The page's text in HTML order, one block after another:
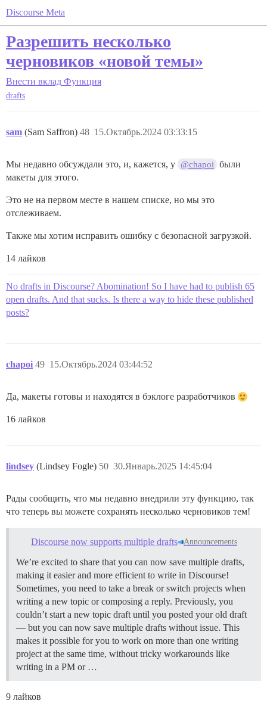
Discourse Meta
Разрешить несколько
черновиков «новой темы»
Внести вклад Функция
drafts
sam (Sam Saffron) 15.Октябрь.2024 03:33:15
48
Мы недавно обсуждали это, и, кажется, у @chapoi были
макеты для этого.
Это не на первом месте в нашем списке, но мы это
отслеживаем.
Также мы хотим исправить ошибку с безопасной загрузкой.
14 лайков
No drafts in Discourse? Abomination! So I have had to publish 65
open drafts. And that sucks. Is there a way to hide these published
posts?
chapoi 15.Октябрь.2024 03:44:52
49
Да, макеты готовы и находятся в бэклоге разработчиков
16 лайков
lindsey (Lindsey Fogle) 30.Январь.2025 14:45:04
50
Рады сообщить, что мы недавно внедрили эту функцию, так
что теперь вы можете сохранять несколько черновиков тем!
Discourse now supports multiple drafts Announcements
We’re excited to share that you can now save multiple drafts,
making it easier and more efficient to write in Discourse!
Sometimes, you need to take a break or switch projects when
writing a new topic or composing a reply. Previously, you
couldn’t start a new topic draft until you posted your old draft
— but you can now save multiple drafts without issue. This
makes it possible for you to work on more than one writing
project at the same time, without tricky workarounds like
writing in a PM or …
9 лайков